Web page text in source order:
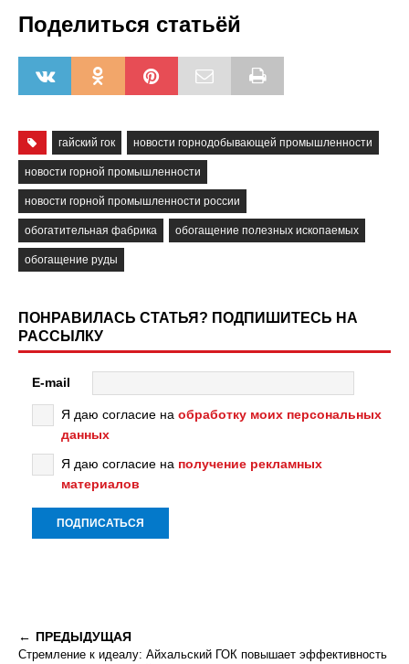
Поделиться статьёй
гайский гок новости горнодобывающей промышленности
новости горной промышленности
новости горной промышленности россии
обогатительная фабрика обогащение полезных ископаемых
обогащение руды
ПОНРАВИЛАСЬ СТАТЬЯ? ПОДПИШИТЕСЬ НА
РАССЫЛКУ
E-mail
Я даю согласие на обработку моих персональных
данных
Я даю согласие на получение рекламных
материалов
ПРЕДЫДУЩАЯ
Стремление к идеалу: Айхальский ГОК повышает эффективность